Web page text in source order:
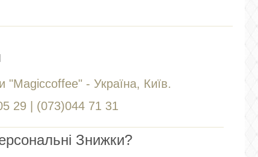
"Magiccoffee" - Україна, Київ.
29 | (073)044 71 31
Знижки?